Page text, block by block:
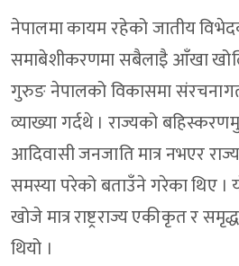
नेपालमा कायम रहेको जातीय
समाबेशीकरणमा सबैलाइै आँखा
गुरुङ नेपालको विकासमा
व्याख्या गर्दथे । राज्यको
आदिवासी जनजाति मात्र नभएर
समस्या परेको बताउँने गरेका थिए ।
खोजे मात्र राष्ट्रराज्य एकीकृत र
थियो ।